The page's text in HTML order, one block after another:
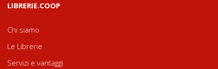
LIBRERIE.COOP
Chi siamo
Le Librerie
Servizi e vantaggi